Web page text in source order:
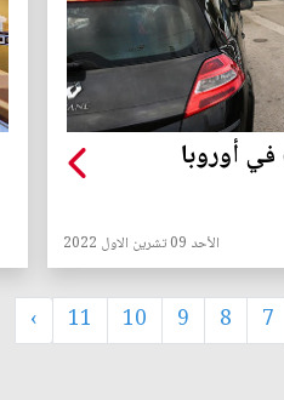
أوروبا
الأحد 09 تشرين الاول 2022
7
8
9
10
11
›